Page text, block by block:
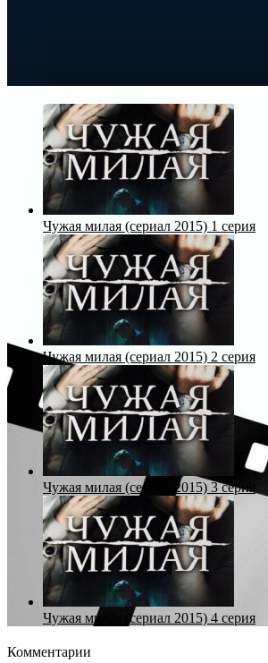
Чужая милая (сериал 2015) 1 серия
Чужая милая (сериал 2015) 2 серия
Чужая милая (сериал 2015) 3 серия
Чужая милая (сериал 2015) 4 серия
Комментарии